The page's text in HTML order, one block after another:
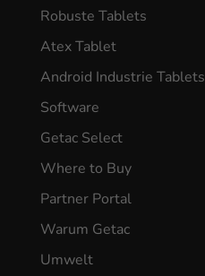
Robuste Tablets
Atex Tablet
Android Industrie Tablets
Software
Getac Select
Where to Buy
Partner Portal
Warum Getac
Umwelt